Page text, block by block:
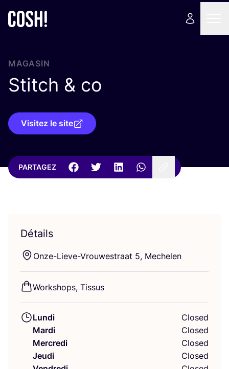
MAGASIN
Stitch & co
Visitez le site
PARTAGEZ
Détails
Onze-Lieve-Vrou­wes­traat 5, Mechelen
Work­shops, Tissus
Lundi
Closed
Mardi
Closed
Mercredi
Closed
Jeudi
Closed